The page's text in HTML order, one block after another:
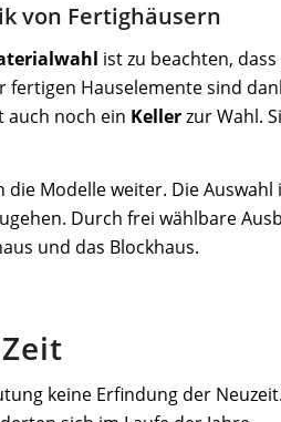
von Fertighäusern
ist zu beachten,
Hauselemente sind
auch noch ein Kellerzur Wahl.
die Modelle weiter. Die
Durch frei wählbare
und das Blockhaus.
keine Erfindung der